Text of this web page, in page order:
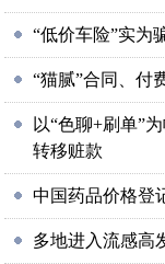
“低价车险”实为
“猫腻”合同、
以“色聊+刷单”
转移赃款
中国药品价格登
多地进入流感高